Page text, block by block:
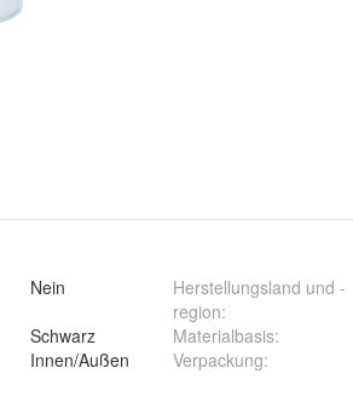
Nein
Schwarz
Innen/Außen
Herstellungsland und -
region:
Materialbasis:
Verpackung: